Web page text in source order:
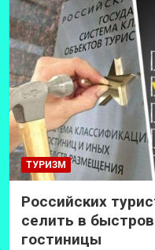
ТУРИЗМ
Российских
селить в
гостиницы